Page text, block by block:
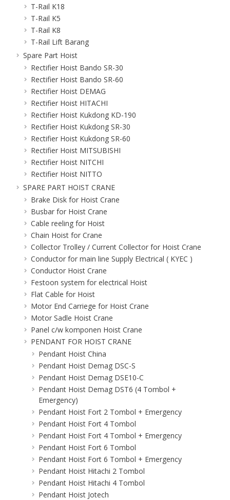
T-Rail K18
T-Rail K5
T-Rail K8
T-Rail Lift Barang
Spare Part Hoist
Rectifier Hoist Bando SR-30
Rectifier Hoist Bando SR-60
Rectifier Hoist DEMAG
Rectifier Hoist HITACHI
Rectifier Hoist Kukdong KD-190
Rectifier Hoist Kukdong SR-30
Rectifier Hoist Kukdong SR-60
Rectifier Hoist MITSUBISHI
Rectifier Hoist NITCHI
Rectifier Hoist NITTO
SPARE PART HOIST CRANE
Brake Disk for Hoist Crane
Busbar for Hoist Crane
Cable reeling for Hoist
Chain Hoist for Crane
Collector Trolley / Current Collector for Hoist Crane
Conductor for main line Supply Electrical ( KYEC )
Conductor Hoist Crane
Festoon system for electrical Hoist
Flat Cable for Hoist
Motor End Carriege for Hoist Crane
Motor Sadle Hoist Crane
Panel c/w komponen Hoist Crane
PENDANT FOR HOIST CRANE
Pendant Hoist China
Pendant Hoist Demag DSC-S
Pendant Hoist Demag DSE10-C
Pendant Hoist Demag DST6 (4 Tombol +
Emergency)
Pendant Hoist Fort 2 Tombol + Emergency
Pendant Hoist Fort 4 Tombol
Pendant Hoist Fort 4 Tombol + Emergency
Pendant Hoist Fort 6 Tombol
Pendant Hoist Fort 6 Tombol + Emergency
Pendant Hoist Hitachi 2 Tombol
Pendant Hoist Hitachi 4 Tombol
Pendant Hoist Jotech